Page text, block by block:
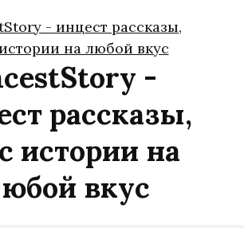
-
рассказы,
истории на
вкус